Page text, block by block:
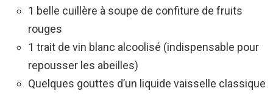
1 belle cuillère à soupe de confiture de fruits
rouges
1 trait de vin blanc alcoolisé (indispensable pour
repousser les abeilles)
Quelques gouttes d’un liquide vaisselle classique